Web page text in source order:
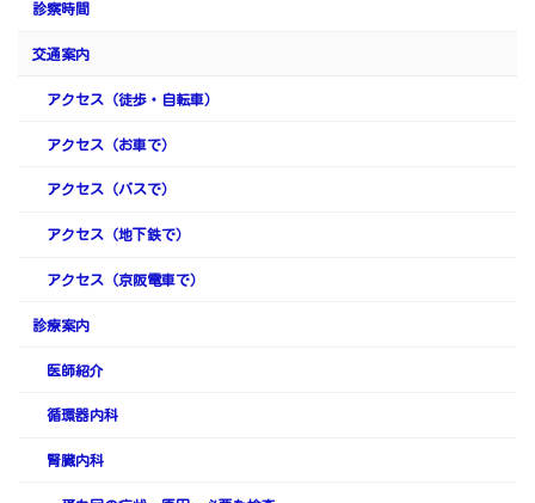
診察時間
交通案内
アクセス（徒歩・自転車）
アクセス（お車で）
アクセス（バスで）
アクセス（地下鉄で）
アクセス（京阪電車で）
診療案内
医師紹介
循環器内科
腎臓内科